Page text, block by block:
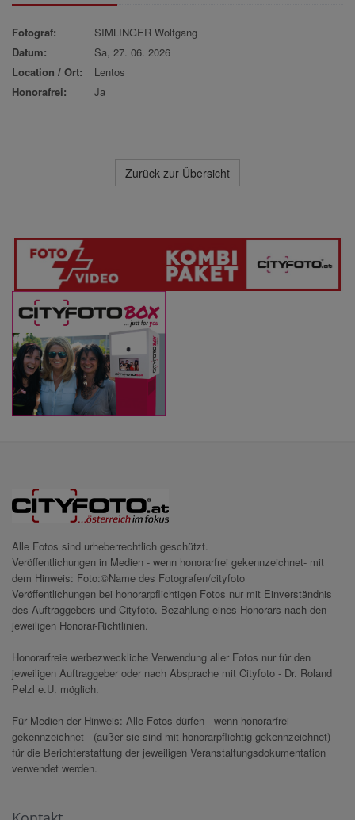
Fotograf:
SIMLINGER Wolfgang
Datum:
Sa, 27. 06. 2026
Location / Ort:
Lentos
Honorafrei:
Ja
Zurück zur Übersicht
Alle Fotos sind urheberrechtlich geschützt.
Veröffentlichungen in Medien - wenn honorarfrei gekennzeichnet- mit
dem Hinweis: Foto:©Name des Fotografen/cityfoto
Veröffentlichungen bei honorarpflichtigen Fotos nur mit Einverständnis
des Auftraggebers und Cityfoto. Bezahlung eines Honorars nach den
jeweiligen Honorar-Richtlinien.
Honorarfreie werbezweckliche Verwendung aller Fotos nur für den
jeweiligen Auftraggeber oder nach Absprache mit Cityfoto - Dr. Roland
Pelzl e.U. möglich.
Für Medien der Hinweis: Alle Fotos dürfen - wenn honorarfrei
gekennzeichnet - (außer sie sind mit honorarpflichtig gekennzeichnet)
für die Berichterstattung der jeweiligen Veranstaltungsdokumentation
verwendet werden.